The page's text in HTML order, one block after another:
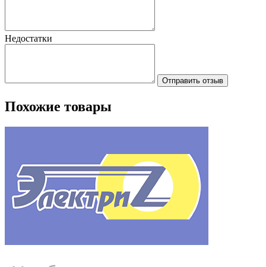
Недостатки
Отправить отзыв
Похожие товары